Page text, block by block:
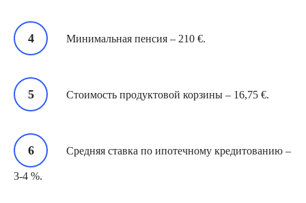
Минимальная пенсия – 210 €.
Стоимость продуктовой корзины – 16,75 €.
Средняя ставка по ипотечному кредитованию –
3-4 %.